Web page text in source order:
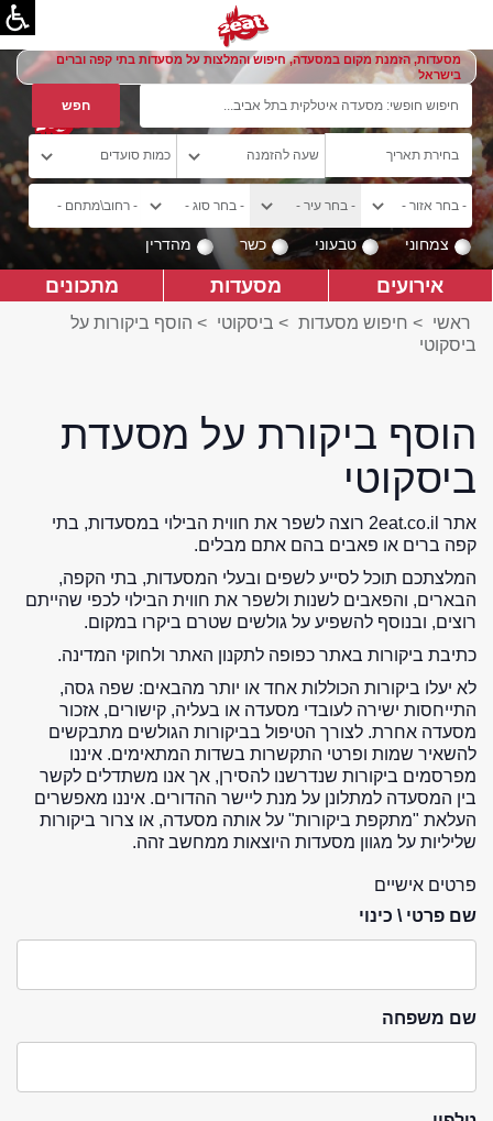
מסעדות, הזמנת מקום במסעדה, חיפוש והמלצות על מסעדות בתי קפה וברים
בישראל
צמחוני טבעוני כשר מהדרין
אירועים מסעדות מתכונים
ראשי > חיפוש מסעדות > ביסקוטי > הוסף ביקורות על
ביסקוטי
הוסף ביקורת על מסעדת
ביסקוטי
אתר 2eat.co.il רוצה לשפר את חווית הבילוי במסעדות, בתי
קפה ברים או פאבים בהם אתם מבלים.
המלצתכם תוכל לסייע לשפים ובעלי המסעדות, בתי הקפה,
הבארים, והפאבים לשנות ולשפר את חווית הבילוי לכפי שהייתם
רוצים, ובנוסף להשפיע על גולשים שטרם ביקרו במקום.
כתיבת ביקורות באתר כפופה לתקנון האתר ולחוקי המדינה.
לא יעלו ביקורות הכוללות אחד או יותר מהבאים: שפה גסה,
התייחסות ישירה לעובדי מסעדה או בעליה, קישורים, אזכור
מסעדה אחרת. לצורך הטיפול בביקורות הגולשים מתבקשים
להשאיר שמות ופרטי התקשרות בשדות המתאימים. איננו
מפרסמים ביקורות שנדרשנו להסירן, אך אנו משתדלים לקשר
בין המסעדה למתלונן על מנת ליישר ההדורים. איננו מאפשרים
העלאת "מתקפת ביקורות" על אותה מסעדה, או צרור ביקורות
שליליות על מגוון מסעדות היוצאות ממחשב זהה.
פרטים אישיים
שם פרטי \ כינוי
שם משפחה